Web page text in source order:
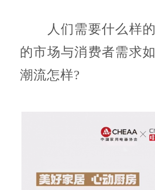
人们需要什么样的
的市场与消费者需求
潮流怎样?